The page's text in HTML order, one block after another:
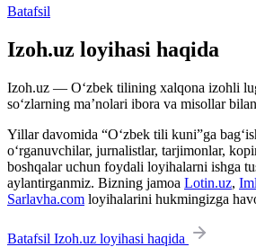
Batafsil
Izoh.uz loyihasi haqida
Izoh.uz — O‘zbek tilining xalqona izohli
so‘zlarning ma’nolari ibora va misollar
Yillar davomida “O‘zbek tili kuni”ga
o‘rganuvchilar, jurnalistlar, tarjimonlar,
boshqalar uchun foydali loyihalarni ishga
aylantirganmiz. Bizning jamoa Lotin.uz,
Sarlavha.com loyihalarini hukmingizga
Batafsil Izoh.uz loyihasi haqida